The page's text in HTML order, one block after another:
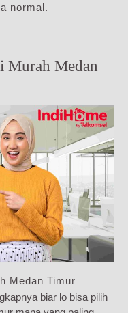
normal.
Murah Medan
Medan Timur
biar lo bisa pilih